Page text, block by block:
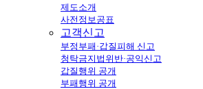
제도소개
사전정보공표
고객신고
부정부패·갑질피해 신고
청탁금지법위반·공익신고
갑질행위 공개
부패행위 공개